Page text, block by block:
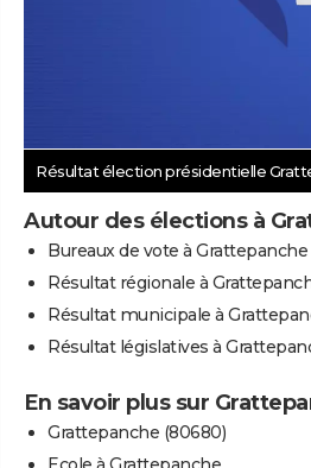
Résultat élection présidentielle
Autour des élections à
Bureaux de vote à Grattepanche
Résultat régionale à
Résultat municipale à
Résultat législatives à
En savoir plus sur
Grattepanche (80680)